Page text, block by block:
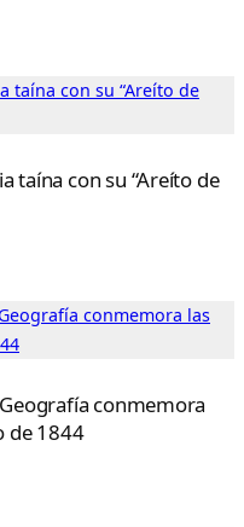
taína con su “Areíto de
conmemora
de 1844